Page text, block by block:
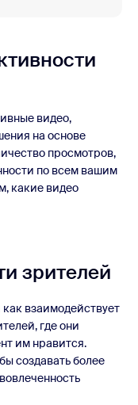
видео,
на основе
просмотров,
по всем вашим
какие видео
зрителей
взаимодействует
где они
им нравится.
создавать более